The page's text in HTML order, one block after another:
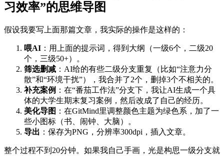
习效率”的思维导图
假设我要写上面那篇文章，我实际的操作是这样的：
喂AI ：用上面的提示词，得到大纲（一级6个，二级20
个，三级50+）。
筛选删减 ：AI给的有些二级分支重复（比如“注意力分
散”和“环境干扰”），我合并了2个，删掉3个不相关的。
补充案例 ：在“番茄工作法”分支下，我让AI生成一个具
体的大学生期末复习案例，然后改成了自己的经历。
美化导图 ：在GitMind里调整颜色主题为绿色系，加了一
些小图标（书、闹钟、大脑）。
导出 ：保存为PNG，分辨率300dpi，插入文章。
整个过程不到20分钟。如果我自己手画，光是构思一级分支就